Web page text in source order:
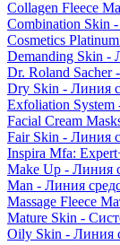
Collagen Fleece
Combination Skin
Cosmetics
Demanding Skin -
Dr. Roland
Dry Skin - Линия
Exfoliation
Facial Cream
Fair Skin - Линия
Inspira Mfa:
Make Up - Линия
Man - Линия
Massage Fleece
Mature Skin -
Oily Skin - Линия